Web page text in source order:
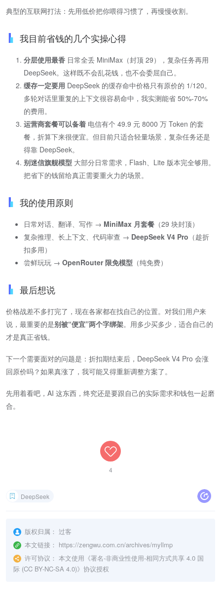
典型的互联网打法：先用低价把你喂得习惯了，再慢慢收割。
我目前省钱的几个实操心得
分层使用最香 日常全丢 MiniMax（封顶 29），复杂任务再用
DeepSeek。这样既不会乱花钱，也不会委屈自己。
缓存一定要用 DeepSeek 的缓存命中价格只有原价的 1/120。
多轮对话里重复的上下文很容易命中，我实测能省 50%-70%
的费用。
运营商套餐可以备着 电信有个 49.9 元 8000 万 Token 的套
餐，折算下来很便宜。但目前只适合轻量场景，复杂任务还是
得靠 DeepSeek。
别迷信旗舰模型 大部分日常需求，Flash、Lite 版本完全够用。
把省下的钱留给真正需要重火力的场景。
我的使用原则
日常对话、翻译、写作 → ​ MiniMax 月套餐 ​（29 块封顶）
复杂推理、长上下文、代码审查 → ​ DeepSeek V4 Pro ​（趁折
扣多用）
尝鲜玩玩 → ​ OpenRouter 限免模型 ​（纯免费）
最后想说
价格战差不多打完了，现在各家都在找自己的位置。对我们用户来
说，最重要的是​别被“便宜”两个字绑架​。用多少买多少，适合自己的
才是真正省钱。
下一个需要面对的问题是：折扣期结束后，DeepSeek V4 Pro 会涨
回原价吗？如果真涨了，我可能又得重新调整方案了。
先用着看吧，AI 这东西，终究还是要跟自己的实际需求和钱包一起磨
合。
4
DeepSeek
版权归属： 过客
本文链接： https://zengwu.com.cn/archives/myllmp
许可协议： 本文使用《署名-非商业性使用-相同方式共享 4.0 国
际 (CC BY-NC-SA 4.0)》协议授权